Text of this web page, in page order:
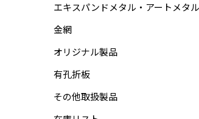
エキスパンドメタル・アートメタル
金網
オリジナル製品
有孔折板
その他取扱製品